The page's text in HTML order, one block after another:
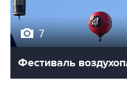
7
Фестиваль